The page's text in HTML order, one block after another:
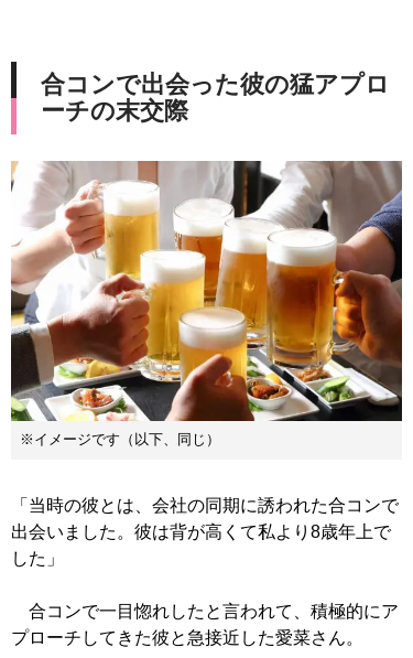
合コンで出会った彼の猛アプロ
ーチの末交際
※イメージです（以下、同じ）
「当時の彼とは、会社の同期に誘われた合コンで
出会いました。彼は背が高くて私より8歳年上で
した」
合コンで一目惚れしたと言われて、積極的にア
プローチしてきた彼と急接近した愛菜さん。